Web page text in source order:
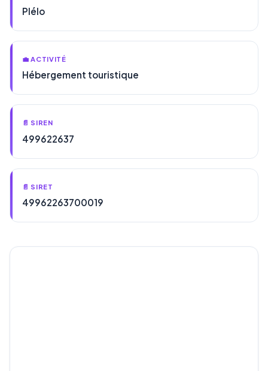
Plélo
💼 ACTIVITÉ
Hébergement touristique
📄 SIREN
499622637
📄 SIRET
49962263700019